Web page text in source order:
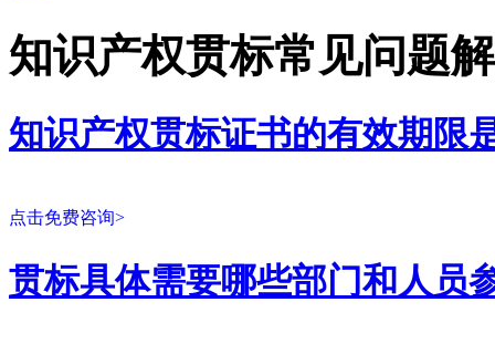
知识产权贯标常见问题
知识产权贯标证书的有效期限
点击免费咨询>
贯标具体需要哪些部门和人员